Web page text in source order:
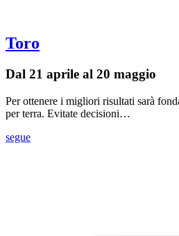
Toro
Dal 21 aprile al 20 maggio
Per ottenere i migliori risultati sarà
per terra. Evitate decisioni…
segue